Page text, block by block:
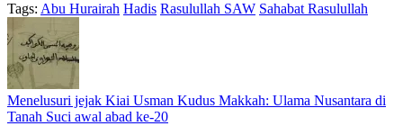
Tags: Abu Hurairah Hadis Rasulullah SAW Sahabat Rasulullah
Menelusuri jejak Kiai Usman Kudus Makkah: Ulama Nusantara di
Tanah Suci awal abad ke-20